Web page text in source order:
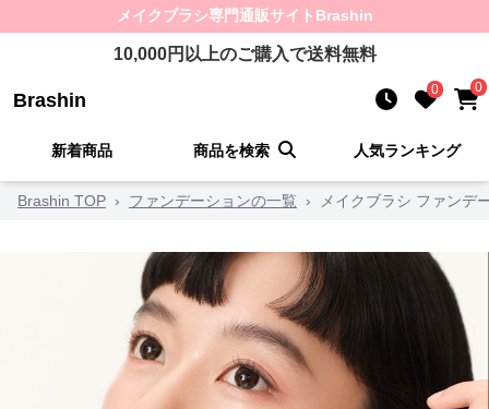
メイクブラシ専門通販サイト Brashin
10,000円以上のご購入で送料無料
Brashin 0 0
新着商品 商品を検索 人気ランキング
Brashin TOP › ファンデーションの一覧 › メイクブラシ ファンデ